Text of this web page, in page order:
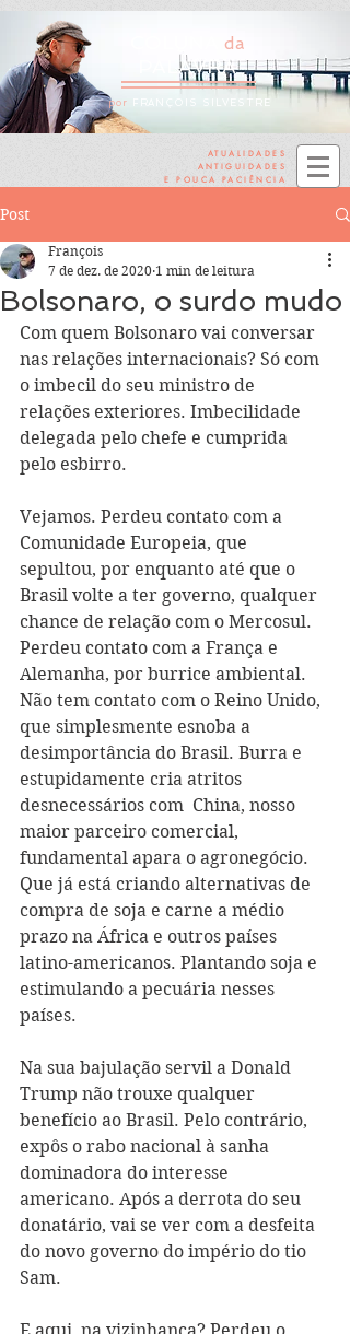
da
PALAVRA
por FRANÇOIS SILVESTRE
ATUALIDADES
ANTIGUIDADES
E POUCA PACIÊNCIA
Post
Bolsonaro, o surdo mudo
François
7 de dez. de 2020 1 min de leitura
Com quem Bolsonaro vai conversar
nas relações internacionais? Só com
o imbecil do seu ministro de
relações exteriores. Imbecilidade
delegada pelo chefe e cumprida
pelo esbirro.
Vejamos. Perdeu contato com a
Comunidade Europeia, que
sepultou, por enquanto até que o
Brasil volte a ter governo, qualquer
chance de relação com o Mercosul.
Perdeu contato com a França e
Alemanha, por burrice ambiental.
Não tem contato com o Reino Unido,
que simplesmente esnoba a
desimportância do Brasil. Burra e
estupidamente cria atritos
desnecessários com  China, nosso
maior parceiro comercial,
fundamental apara o agronegócio.
Que já está criando alternativas de
compra de soja e carne a médio
prazo na África e outros países
latino-americanos. Plantando soja e
estimulando a pecuária nesses
países.
Na sua bajulação servil a Donald
Trump não trouxe qualquer
benefício ao Brasil. Pelo contrário,
expôs o rabo nacional à sanha
dominadora do interesse
americano. Após a derrota do seu
donatário, vai se ver com a desfeita
do novo governo do império do tio
Sam.